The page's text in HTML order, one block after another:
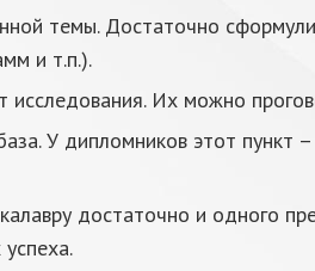
темы. Достаточно
и т.п.).
исследования. Их можно
У дипломников этот пункт
достаточно и одного